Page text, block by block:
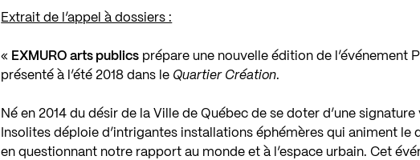
Extrait de l’appel à dossiers :
« EXMURO arts publics prépare une nouvelle édition de l’événement
présenté à l’été 2018 dans le Quartier Création.
Né en 2014 du désir de la Ville de Québec de se doter d’une
Insolites déploie d’intrigantes installations éphémères qui animent
en questionnant notre rapport au monde et à l’espace urbain. Cet